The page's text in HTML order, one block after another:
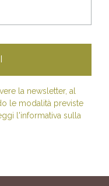
la newsletter, al
le modalità previste
l'informativa sulla